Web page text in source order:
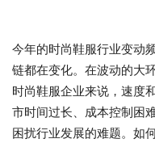
今年的时尚鞋服行业变动
链都在变化。在波动的大
时尚鞋服企业来说，速度
市时间过长、成本控制困
困扰行业发展的难题。如